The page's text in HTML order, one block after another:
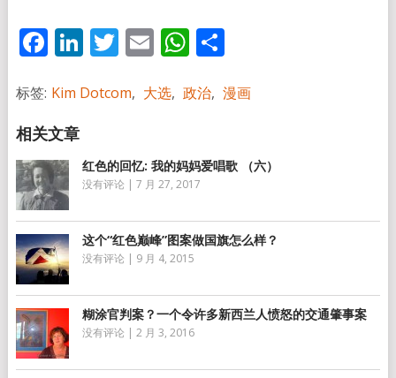
Facebook
LinkedIn
Twitter
EmailWhatsApp
分
标签: Kim Dotcom, 大选, 政治, 漫画
红色的回忆: 我的妈妈爱唱歌 （六）
没有评论 | 7 月 27, 2017
这个“红色巅峰”图案做国旗怎么样？
没有评论 | 9 月 4, 2015
糊涂官判案？一个令许多新西兰人愤怒的交通肇事案
没有评论 | 2 月 3, 2016